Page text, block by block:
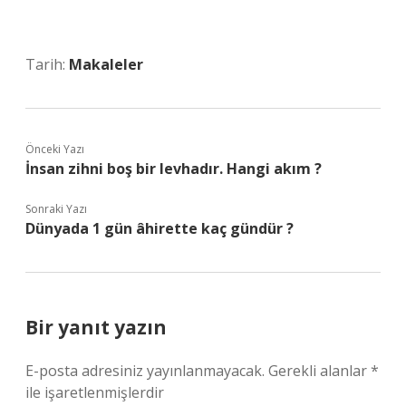
Tarih: Makaleler
Önceki Yazı
İnsan zihni boş bir levhadır. Hangi akım ?
Sonraki Yazı
Dünyada 1 gün âhirette kaç gündür ?
Bir yanıt yazın
E-posta adresiniz yayınlanmayacak. Gerekli alanlar*
ile işaretlenmişlerdir